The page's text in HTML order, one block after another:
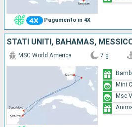
Pagamento in 4X
STATI UNITI, BAHAMAS,
MSC World America 7 g
Mini
Msc